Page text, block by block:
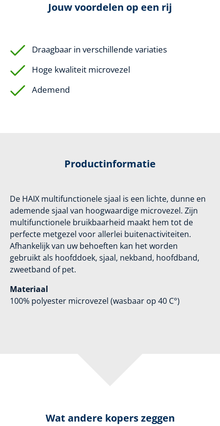
Jouw voordelen op een rij
Draagbaar in verschillende variaties
Hoge kwaliteit microvezel
Ademend
Productinformatie
De HAIX multifunctionele sjaal is een lichte, dunne en
ademende sjaal van hoogwaardige microvezel. Zijn
multifunctionele bruikbaarheid maakt hem tot de
perfecte metgezel voor allerlei buitenactiviteiten.
Afhankelijk van uw behoeften kan het worden
gebruikt als hoofddoek, sjaal, nekband, hoofdband,
zweetband of pet.
Materiaal
100% polyester microvezel (wasbaar op 40 C°)
Wat andere kopers zeggen